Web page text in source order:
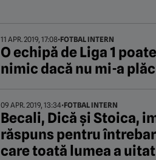
11 APR. 2019, 17:08•FOTBAL INTERN
O echipă de Liga 1
nimic dacă nu mi-a
09 APR. 2019, 13:34•FOTBAL INTERN
Becali, Dică și Stoica,
răspuns pentru
care toată lumea a uitat